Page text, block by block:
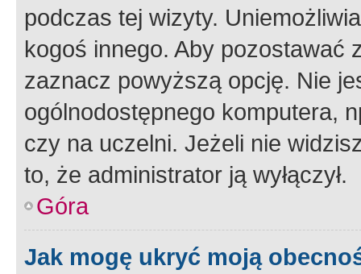
podczas tej wizyty.
kogoś innego. Aby pozostawać
zaznacz powyższą opcję. Nie
ogólnodostępnego komputera,
czy na uczelni. Jeżeli nie
to, że administrator ją wyłączył.
Góra
Jak mogę ukryć moją